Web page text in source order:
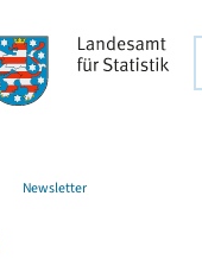
Newsletter